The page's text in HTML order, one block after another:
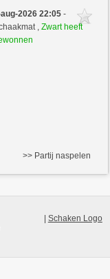
2026 22:05-
,Zwart heeft
>> Partij naspelen
Schaken Logo